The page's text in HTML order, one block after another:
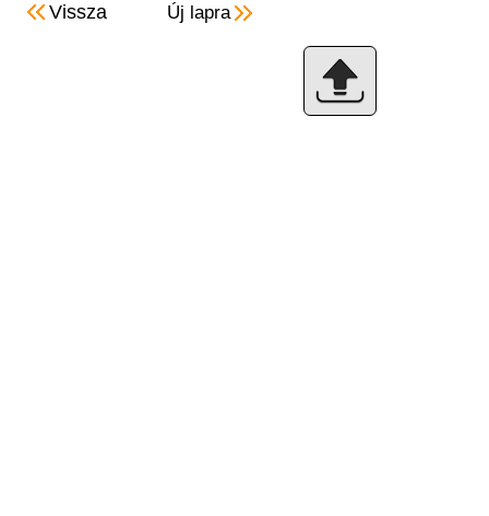
Vissza Új lapra